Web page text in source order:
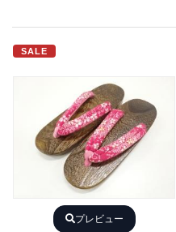
SALE
プレビュー